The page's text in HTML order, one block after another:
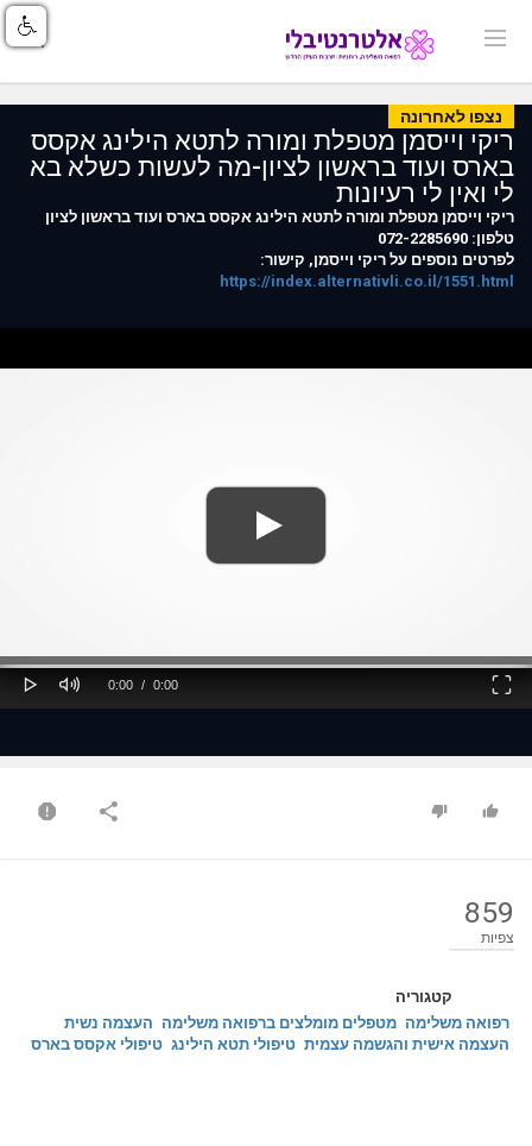
נצפו לאחרונה
ריקי וייסמן מטפלת ומורה לתטא הילינג אקסס
בארס ועוד בראשון לציון-מה לעשות כשלא בא
לי ואין לי רעיונות
ריקי וייסמן מטפלת ומורה לתטא הילינג אקסס בארס ועוד בראשון לציון
טלפון: 072-2285690
לפרטים נוספים על ריקי וייסמן, קישור:
https://index.alternativli.co.il/1551.html
Play Mute
Current
0:00 /
Duration
0:00
Fullscreen
859
צפיות
קטגוריה
רפואה משלימה מטפלים מומלצים ברפואה משלימה העצמה נשית
העצמה אישית והגשמה עצמית טיפולי תטא הילינג טיפולי אקסס בארס